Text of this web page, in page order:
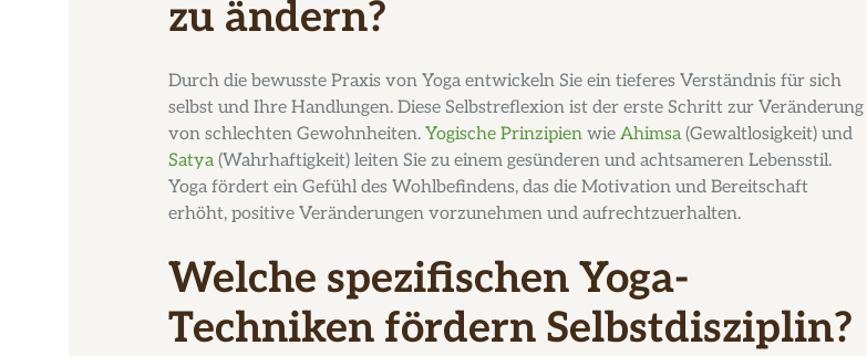
zu ändern?
Durch die bewusste Praxis von Yoga entwickeln Sie ein tieferes Verständnis für sich
selbst und Ihre Handlungen. Diese Selbstreflexion ist der erste Schritt zur Veränderung
von schlechten Gewohnheiten. Yogische Prinzipien wie Ahimsa (Gewaltlosigkeit) und
Satya (Wahrhaftigkeit) leiten Sie zu einem gesünderen und achtsameren Lebensstil.
Yoga fördert ein Gefühl des Wohlbefindens, das die Motivation und Bereitschaft
erhöht, positive Veränderungen vorzunehmen und aufrechtzuerhalten.
Welche spezifischen Yoga-
Techniken fördern Selbstdisziplin?